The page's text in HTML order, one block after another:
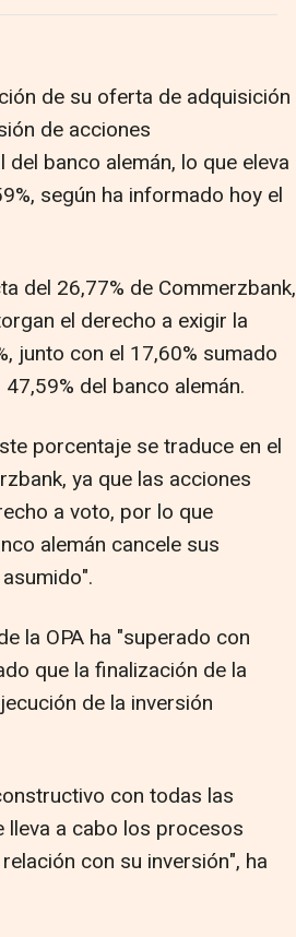
de su oferta de adquisición
de acciones
banco alemán, lo que eleva
según ha informado hoy el
del 26,77% de Commerzbank,
el derecho a exigir la
junto con el 17,60% sumado
del banco alemán.
porcentaje se traduce en el
ya que las acciones
a voto, por lo que
alemán cancele sus
la OPA ha "superado con
que la finalización de la
de la inversión
con todas las
lleva a cabo los procesos
con su inversión", ha